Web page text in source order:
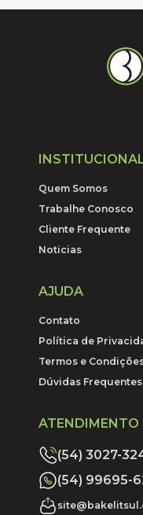
Quem Somos
Trabalhe Conosco
Cliente Frequente
Noticias
AJUDA
Contato
Política de
Termos e
Dúvidas Frequentes
ATENDIMENTO
(54) 3027-
(54) 99695-